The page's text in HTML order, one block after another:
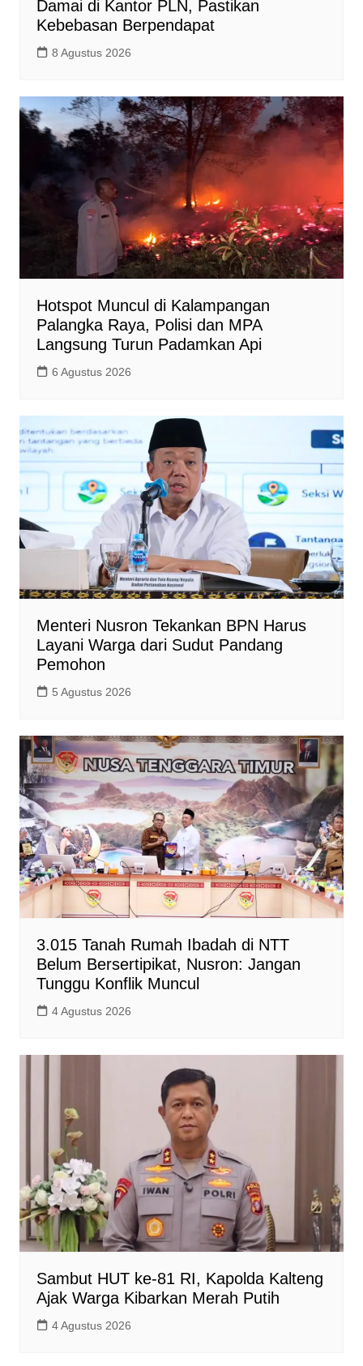
Damai di Kantor PLN, Pastikan
Kebebasan Berpendapat
8 Agustus 2026
Hotspot Muncul di Kalampangan
Palangka Raya, Polisi dan MPA
Langsung Turun Padamkan Api
6 Agustus 2026
Menteri Nusron Tekankan BPN Harus
Layani Warga dari Sudut Pandang
Pemohon
5 Agustus 2026
3.015 Tanah Rumah Ibadah di NTT
Belum Bersertipikat, Nusron: Jangan
Tunggu Konflik Muncul
4 Agustus 2026
Sambut HUT ke-81 RI, Kapolda Kalteng
Ajak Warga Kibarkan Merah Putih
4 Agustus 2026